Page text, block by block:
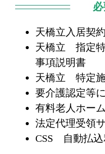
天橋立入居契
天橋立 指定
事項説明書
天橋立 特定
要介護認定等
有料老人ホー
法定代理受領
CSS 自動払込